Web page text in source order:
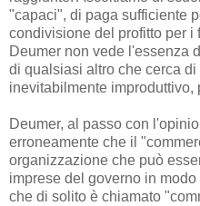
"capaci", di paga sufficiente
condivisione del profitto per i
Deumer non vede l'essenza
di qualsiasi altro che cerca
inevitabilmente improduttivo,
Deumer, al passo con
erroneamente che il
organizzazione che può
imprese del governo in
che di solito è chiamato